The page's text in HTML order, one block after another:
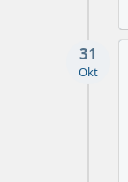
31
Okt